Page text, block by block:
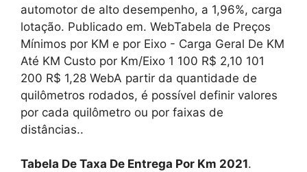
automotor de alto desempenho, a 1,96%, carga
lotação. Publicado em. WebTabela de Preços
Mínimos por KM e por Eixo - Carga Geral De KM
Até KM Custo por Km/Eixo 1 100 R$ 2,10 101
200 R$ 1,28 WebA partir da quantidade de
quilômetros rodados, é possível definir valores
por cada quilômetro ou por faixas de
distâncias..
Tabela De Taxa De Entrega Por Km 2021.